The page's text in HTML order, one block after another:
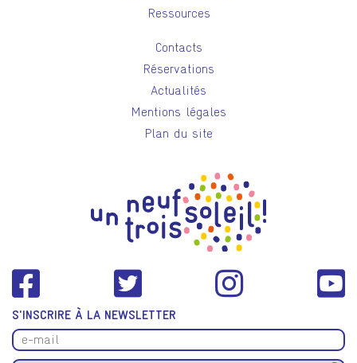
Ressources
Contacts
Réservations
Actualités
Mentions légales
Plan du site
S'INSCRIRE À LA NEWSLETTER